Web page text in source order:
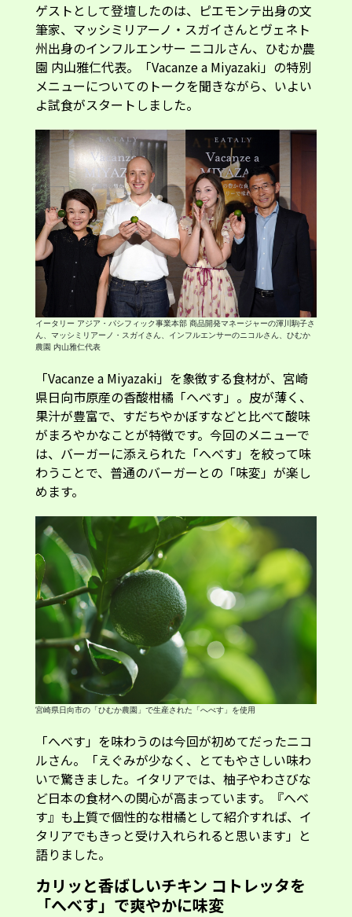
ゲストとして登壇したのは、ピエモンテ出身の文
筆家、マッシミリアーノ・スガイさんとヴェネト
州出身のインフルエンサー ニコルさん、ひむか農
園 内山雅仁代表。「Vacanze a Miyazaki」の特別
メニューについてのトークを聞きながら、いよい
よ試食がスタートしました。
イータリー アジア・パシフィック事業本部 商品開発マネージャーの渾川駒子さ
ん、マッシミリアーノ・スガイさん、インフルエンサーのニコルさん、ひむか
農園 内山雅仁代表
「Vacanze a Miyazaki」を象徴する食材が、宮崎
県日向市原産の香酸柑橘「へべす」。皮が薄く、
果汁が豊富で、すだちやかぼすなどと比べて酸味
がまろやかなことが特徴です。今回のメニューで
は、バーガーに添えられた「へべす」を絞って味
わうことで、普通のバーガーとの「味変」が楽し
めます。
宮崎県日向市の「ひむか農園」で生産された「へべす」を使用
「へべす」を味わうのは今回が初めてだったニコ
ルさん。「えぐみが少なく、とてもやさしい味わ
いで驚きました。イタリアでは、柚子やわさびな
ど日本の食材への関心が高まっています。『へべ
す』も上質で個性的な柑橘として紹介すれば、イ
タリアでもきっと受け入れられると思います」と
語りました。
カリッと香ばしいチキン コトレッタを
「へべす」で爽やかに味変